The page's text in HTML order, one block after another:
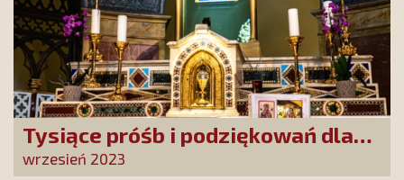
Tysiące próśb i podziękowań dla
Matki Bożej Nieustającej Pomocy!
wrzesień 2023